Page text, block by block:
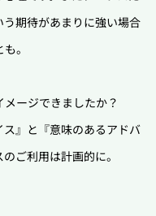
期待があまりに強い場合
。
ージできましたか？
』と『意味のあるアドバ
ご利用は計画的に。